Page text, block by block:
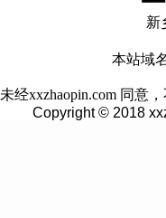
新
本站域
未经xxzhaopin.com 同意
Copyright © 2018